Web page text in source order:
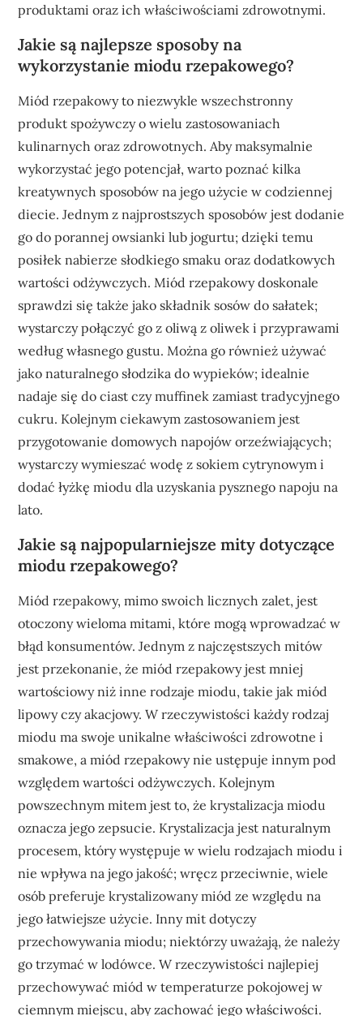
produktami oraz ich właściwościami zdrowotnymi.
Jakie są najlepsze sposoby na
wykorzystanie miodu rzepakowego?
Miód rzepakowy to niezwykle wszechstronny
produkt spożywczy o wielu zastosowaniach
kulinarnych oraz zdrowotnych. Aby maksymalnie
wykorzystać jego potencjał, warto poznać kilka
kreatywnych sposobów na jego użycie w codziennej
diecie. Jednym z najprostszych sposobów jest dodanie
go do porannej owsianki lub jogurtu; dzięki temu
posiłek nabierze słodkiego smaku oraz dodatkowych
wartości odżywczych. Miód rzepakowy doskonale
sprawdzi się także jako składnik sosów do sałatek;
wystarczy połączyć go z oliwą z oliwek i przyprawami
według własnego gustu. Można go również używać
jako naturalnego słodzika do wypieków; idealnie
nadaje się do ciast czy muffinek zamiast tradycyjnego
cukru. Kolejnym ciekawym zastosowaniem jest
przygotowanie domowych napojów orzeźwiających;
wystarczy wymieszać wodę z sokiem cytrynowym i
dodać łyżkę miodu dla uzyskania pysznego napoju na
lato.
Jakie są najpopularniejsze mity dotyczące
miodu rzepakowego?
Miód rzepakowy, mimo swoich licznych zalet, jest
otoczony wieloma mitami, które mogą wprowadzać w
błąd konsumentów. Jednym z najczęstszych mitów
jest przekonanie, że miód rzepakowy jest mniej
wartościowy niż inne rodzaje miodu, takie jak miód
lipowy czy akacjowy. W rzeczywistości każdy rodzaj
miodu ma swoje unikalne właściwości zdrowotne i
smakowe, a miód rzepakowy nie ustępuje innym pod
względem wartości odżywczych. Kolejnym
powszechnym mitem jest to, że krystalizacja miodu
oznacza jego zepsucie. Krystalizacja jest naturalnym
procesem, który występuje w wielu rodzajach miodu i
nie wpływa na jego jakość; wręcz przeciwnie, wiele
osób preferuje krystalizowany miód ze względu na
jego łatwiejsze użycie. Inny mit dotyczy
przechowywania miodu; niektórzy uważają, że należy
go trzymać w lodówce. W rzeczywistości najlepiej
przechowywać miód w temperaturze pokojowej w
ciemnym miejscu, aby zachować jego właściwości.